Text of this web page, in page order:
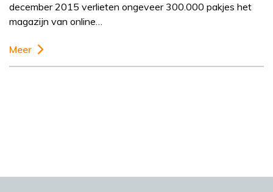
december 2015 verlieten ongeveer 300.000 pakjes het
magazijn van online…
Meer